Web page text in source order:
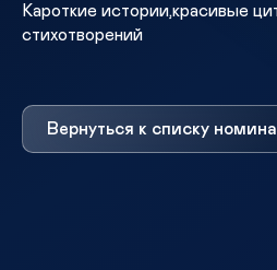
Кароткие истории,красивые
стихотворений
Вернуться к списку